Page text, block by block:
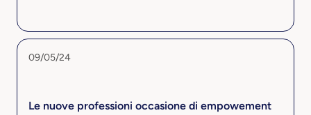
09/05/24
Le nuove professioni occasione di empowement